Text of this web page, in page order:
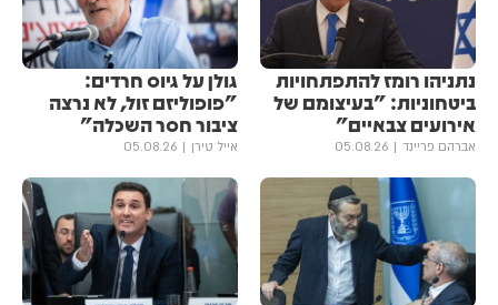
נתניהו רומז להתפתחויות
ביטחוניות: "בעיצומם של
אירועים צבאיים"
אברהם פריינד 05.08.26
גולן ‏על גיוס חרדים:
"פופוליזם זול, לא נרצה
ציבור חסר השכלה"
אייל טירן 05.08.26